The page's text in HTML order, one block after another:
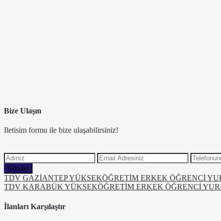
Bize Ulaşın
Iletisim formu ile bize ulaşabilirsiniz!
Gönder
TDV GAZİANTEP YÜKSEKÖĞRETİM ERKEK ÖĞRENCİ
TDV KARABÜK YÜKSEKÖĞRETİM ERKEK ÖĞRENCİ
İlanları Karşılaştır